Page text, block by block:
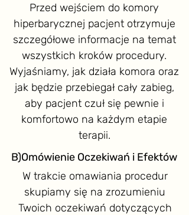
Przed wejściem do komory
hiperbarycznej pacjent otrzymuje
szczegółowe informacje na temat
wszystkich kroków procedury.
Wyjaśniamy, jak działa komora oraz
jak będzie przebiegał cały zabieg,
aby pacjent czuł się pewnie i
komfortowo na każdym etapie
terapii.
B)Omówienie Oczekiwań i Efektów
W trakcie omawiania procedur
skupiamy się na zrozumieniu
Twoich oczekiwań dotyczących